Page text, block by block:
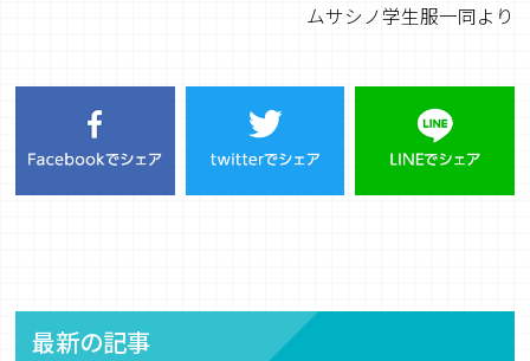
ムサシノ学生服一同より
最新の記事